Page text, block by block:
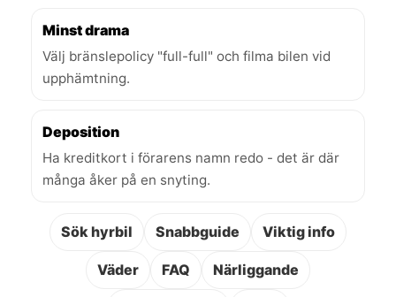
Minst drama
Välj bränslepolicy "full-full" och filma bilen vid
upphämtning.
Deposition
Ha kreditkort i förarens namn redo - det är där
många åker på en snyting.
Sök hyrbil Snabbguide Viktig info
Väder FAQ Närliggande